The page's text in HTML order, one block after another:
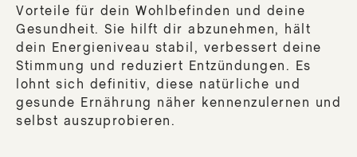
Vorteile für dein Wohlbefinden und deine
Gesundheit. Sie hilft dir abzunehmen, hält
dein Energieniveau stabil, verbessert deine
Stimmung und reduziert Entzündungen. Es
lohnt sich definitiv, diese natürliche und
gesunde Ernährung näher kennenzulernen und
selbst auszuprobieren.